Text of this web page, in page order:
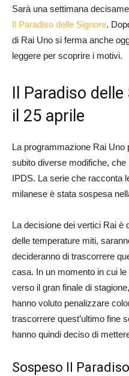
Sarà una settimana
Il Paradiso delle Signore.
di Rai Uno si ferma anche
leggere per scoprire i motivi.
Il Paradiso
il 25 aprile
La programmazione Rai Uno
subito diverse modifiche,
IPDS. La serie che racconta
milanese è stata sospesa
La decisione dei vertici Rai è
delle temperature miti,
decideranno di trascorrere
casa. In un momento in cui
verso il gran finale di
hanno voluto penalizzare
trascorrere quest’ultimo fine
hanno quindi deciso di
Sospeso Il